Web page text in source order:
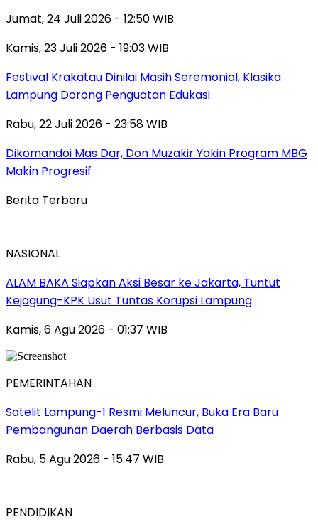
Jumat, 24 Juli 2026 - 12:50 WIB
Kamis, 23 Juli 2026 - 19:03 WIB
Festival Krakatau Dinilai Masih Seremonial, Klasika
Lampung Dorong Penguatan Edukasi
Rabu, 22 Juli 2026 - 23:58 WIB
Dikomandoi Mas Dar, Don Muzakir Yakin Program MBG
Makin Progresif
Berita Terbaru
NASIONAL
ALAM BAKA Siapkan Aksi Besar ke Jakarta, Tuntut
Kejagung-KPK Usut Tuntas Korupsi Lampung
Kamis, 6 Agu 2026 - 01:37 WIB
PEMERINTAHAN
Satelit Lampung-1 Resmi Meluncur, Buka Era Baru
Pembangunan Daerah Berbasis Data
Rabu, 5 Agu 2026 - 15:47 WIB
PENDIDIKAN